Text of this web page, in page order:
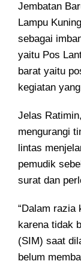
Jembatan
Lampu
sebagai
yaitu Pos
barat yaitu
kegiatan
Jelas
mengurangi
lintas
pemudik
surat dan
“Dalam razia
karena tidak
(SIM) saat
belum